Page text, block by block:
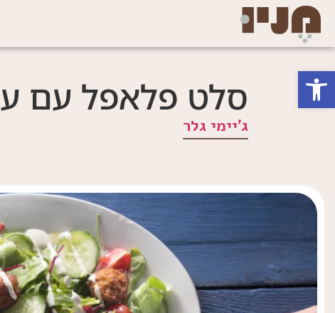
פתח סרגל נגישות סלט פלאפל עם
ג'יימי גלר